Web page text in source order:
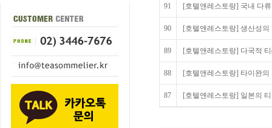
91 [호텔앤레스토랑] 국내 다
90 [호텔앤레스토랑] 생산성의
89 [호텔앤레스토랑] 다국적
88 [호텔앤레스토랑] 타이완의
87 [호텔앤레스토랑] 일본의